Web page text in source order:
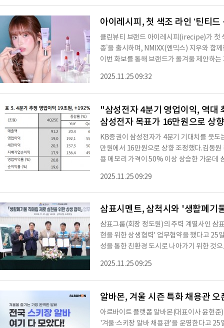
‘고객의 숨은 돈을 찾아준다’는 큰 그림 아래
클린뷰티 브랜드 아이레시피(irecipe)가 첫
종’을 출시하며, NMIXX(엔믹스) 지우와 함
이번 화보를 통해 브랜드가 올겨울 제안하
선 비비’와 ‘바이브 업 프리즘 컬러 립밤’, 그
제품 등을 중심으로 구성됐다. 코스모폴리탄과 함께한 화보 콘셉트는 아이레시피가 올겨울 키
2025.11.25 09:32
"삼성전자 4분기 영업이익, 역대
삼성전자 목표
KB증권이 삼성전자가 4분기 기대치를 웃
만원에서 16만원으로 상향 조정했다.김동
용 메모리 가격이 50% 이상 상승한 가운데
시장 컨센서스(시장 평균 전망치·14조원)
현할 것"이라고 전망했다.특히 4분기 D램
드라이브(eSSD) 출하 증가로 낸드 수익성
1천억
2025.11.25 09:29
삼표시멘트, 삼척시와 '생활폐기
삼표그룹(회장 정도원)의 주력 계열사인 삼
현을 위한 상생협력' 업무협약을 했다고 25
성을 통한 친환경 도시로 나아가기 위한 것
요 내용은 자원순환단지 조성 공동 추진, 단
이다.특히 현재 삼척시가 추진 중인 생활자
2025.11.25 09:25
알바몬, 겨울 시즌 특화 채용관 오
아르바이트 플랫폼 알바몬(대표이사 윤현
'겨울·스키장 알바 채용관'을 운영한다고